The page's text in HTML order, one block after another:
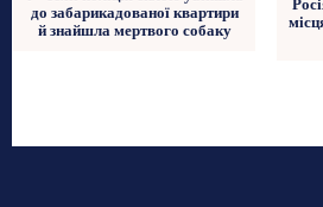
до забарикадованої квартири
й знайшла мертвого собаку